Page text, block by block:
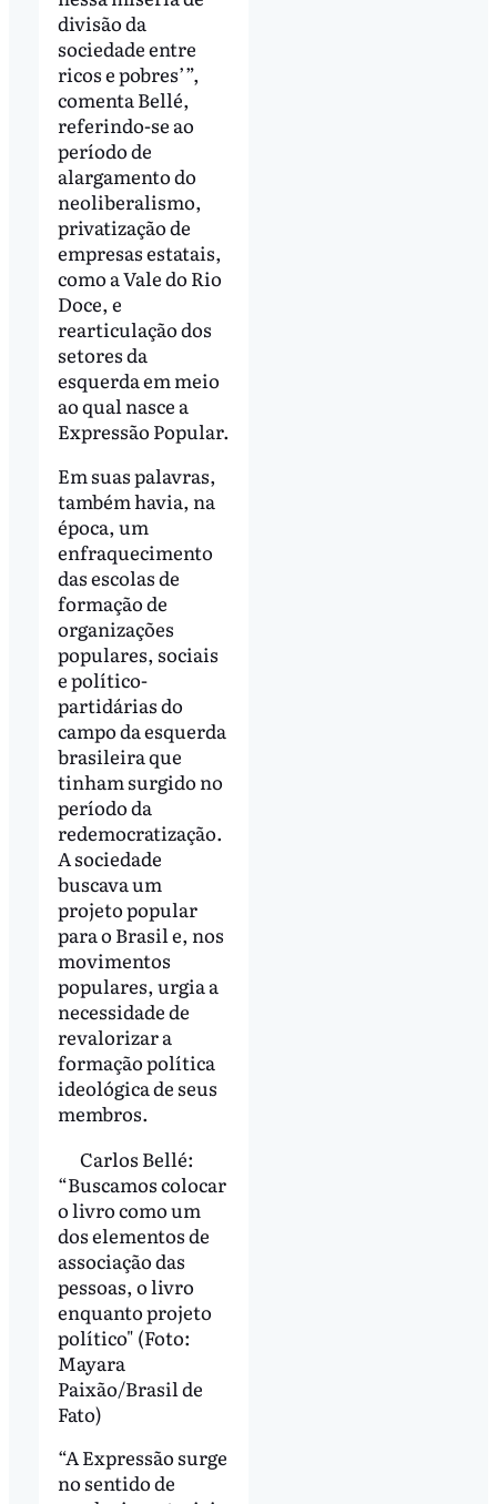
divisão da
sociedade entre
ricos e pobres’”,
comenta Bellé,
referindo-se ao
período de
alargamento do
neoliberalismo,
privatização de
empresas estatais,
como a Vale do Rio
Doce, e
rearticulação dos
setores da
esquerda em meio
ao qual nasce a
Expressão Popular.
Em suas palavras,
também havia, na
época, um
enfraquecimento
das escolas de
formação de
organizações
populares, sociais
e político-
partidárias do
campo da esquerda
brasileira que
tinham surgido no
período da
redemocratização.
A sociedade
buscava um
projeto popular
para o Brasil e, nos
movimentos
populares, urgia a
necessidade de
revalorizar a
formação política
ideológica de seus
membros.
Carlos Bellé:
“Buscamos colocar
o livro como um
dos elementos de
associação das
pessoas, o livro
enquanto projeto
político" (Foto:
Mayara
Paixão/Brasil de
Fato)
“A Expressão surge
no sentido de